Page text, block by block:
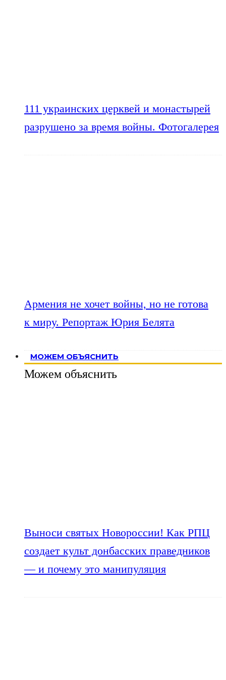
111 украинских церквей и монастырей
разрушено за время войны. Фотогалерея
Армения не хочет войны, но не готова
к миру. Репортаж Юрия Белята
МОЖЕМ ОБЪЯСНИТЬ
Можем объяснить
Выноси святых Новороссии! Как РПЦ
создает культ донбасских праведников
— и почему это манипуляция